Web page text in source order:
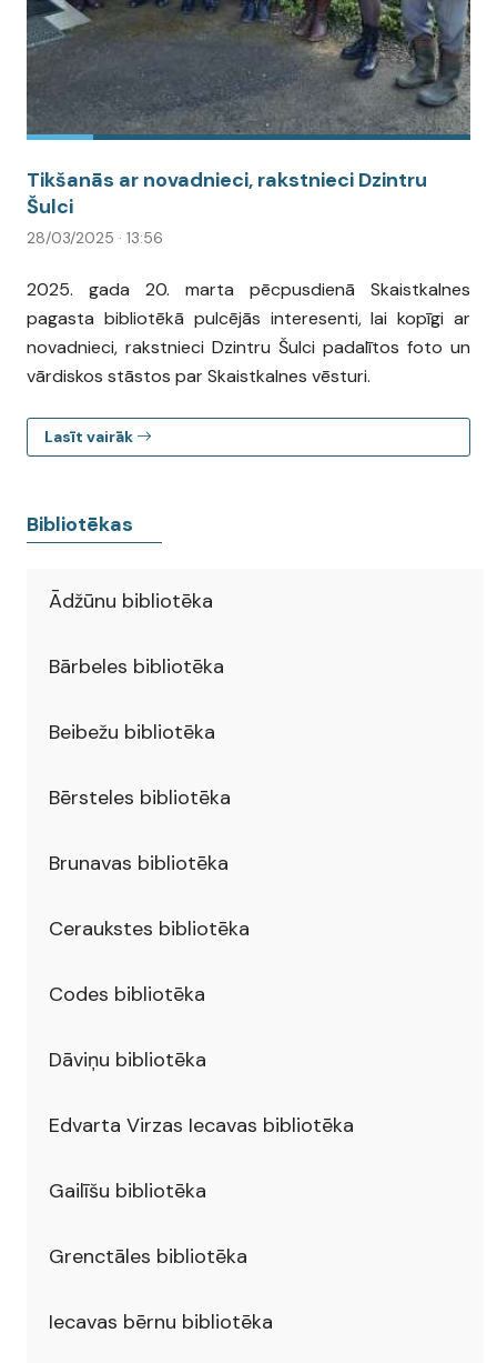
Bibliotēkas
Ādžūnu bibliotēka
Bārbeles bibliotēka
Beibežu bibliotēka
Bērsteles bibliotēka
Brunavas bibliotēka
Ceraukstes bibliotēka
Codes bibliotēka
Dāviņu bibliotēka
Edvarta Virzas Iecavas bibliotēka
Gailīšu bibliotēka
Grenctāles bibliotēka
Iecavas bērnu bibliotēka
Tikšanās ar novadnieci, rakstnieci Dzintru
Šulci
28/03/2025 · 13:56
2025. gada 20. marta pēcpusdienā Skaistkalnes
pagasta bibliotēkā pulcējās interesenti, lai kopīgi ar
novadnieci, rakstnieci Dzintru Šulci padalītos foto un
vārdiskos stāstos par Skaistkalnes vēsturi.
Lasīt vairāk